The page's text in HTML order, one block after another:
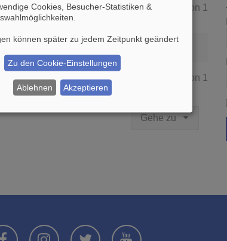
Die Suche ergab 0 Treffer • Seite von 1
Die Suche ergab 0 Treffer • Seite von 1
Gehe zu
Cookies, Besucher-Statistiken &
können später zu jedem Zeitpunkt geändert
Zu den Cookie-Einstellungen
Ablehnen Akzeptieren